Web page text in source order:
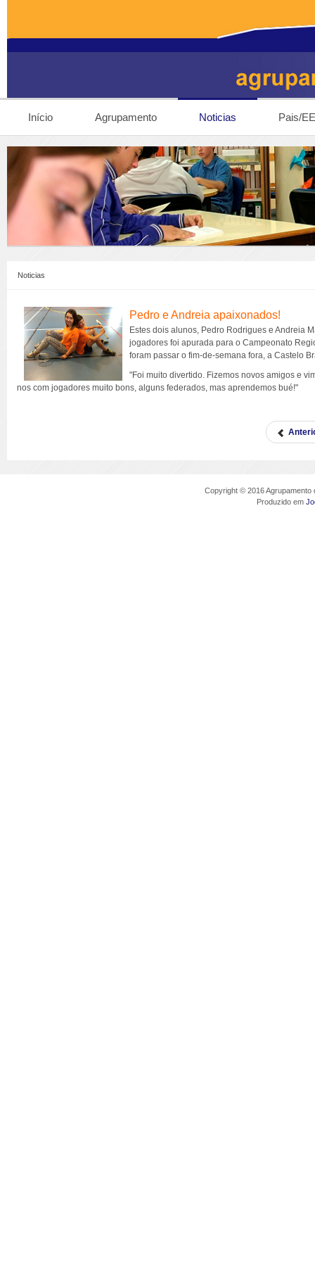
Início Agrupamento Noticias Pais/EE
Noticias
Pedro e Andreia apaixonados!
Estes dois alunos, Pedro Rodrigues e Andreia
jogadores foi apurada para o Campeonato
foram passar o fim-de-semana fora, a Castelo
"Foi muito divertido. Fizemos novos amigos e
nos com jogadores muito bons, alguns federados, mas aprendemos bué!"
Copyright © 2016
Produzido em